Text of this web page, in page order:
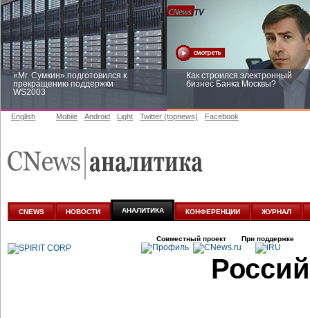
«Mr. Сумкин» подготовился к
прекращению поддержки
WS2003
Как строился электронный
бизнес Банка Москвы?
аналитике
English Mobile Android Light Twitter (topnews) Facebook
CNEWS НОВОСТИ АНАЛИТИКА КОНФЕРЕНЦИИ ЖУРНАЛ
Совместный проект При поддержке